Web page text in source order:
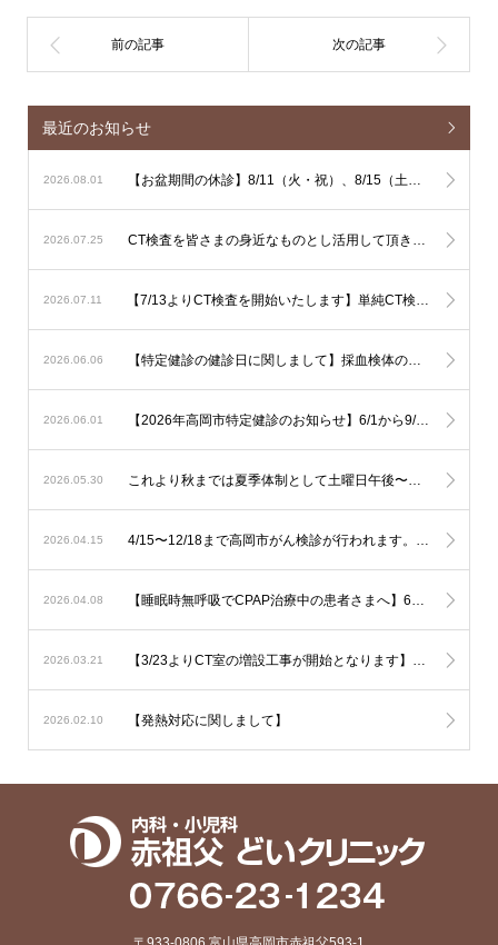
最近のお知らせ
2026.08.01
2026.07.25
2026.07.11
2026.06.06 【特定健診の健診日に関しまして】採血検体の集配と保存の関係で、健診は月曜日から土曜日午前（土曜日午後、日曜日を除く）でお願いいたします。
2026.06.01 【2026年高岡市特定健診のお知らせ】6/1から9/30の期間で行われます。予約は不要ですので受診券をご持参の上直接ご受診下さい。可能なようでしたら食事を抜いての健診をお勧め致します。
2026.05.30 これより秋までは夏季体制として土曜日午後〜日曜は少人数での運用となります。診察状況により診療の遅延を生じる可能性も考慮されますが対応人数は維持する必要がありますので発熱への検査は流行状況をもとに当日判断が必要なものに限定した対応とさせて頂きます。
2026.04.15
2026.04.08
2026.03.21
2026.02.10 【発熱対応に関しまして】